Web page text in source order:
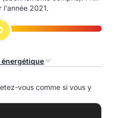
l'année 2021.
(CEP)
vous comme si vous y